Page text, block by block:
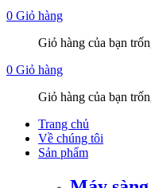
0 Giỏ hàng
Giỏ hàng của bạn
0 Giỏ hàng
Giỏ hàng của bạn
Trang chủ
Về chúng tôi
Sản phẩm